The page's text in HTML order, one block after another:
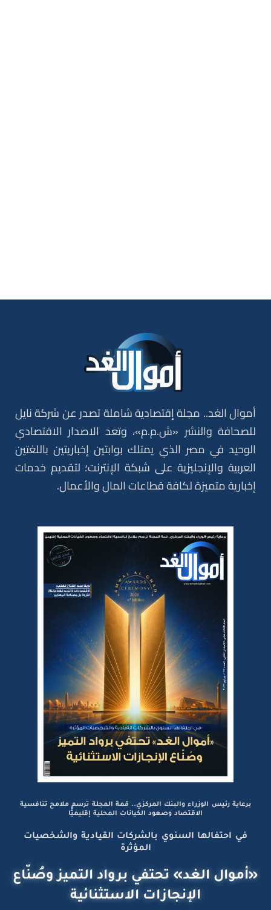
أموال الغد.. مجلة إقتصادية شاملة تصدر عن شركة نايل
للصحافة والنشر «ش.م.م»، وتعد الاصدار الاقتصادي
الوحيد في مصر الذي يمتلك بوابتين إخباريتين باللغتين
العربية والإنجليزية على شبكة الإنترنت؛ لتقديم خدمات
إخبارية متميزة لكافة قطاعات المال والأعمال.
برعاية رئيس الوزراء والبنك المركزي.. قمة المجلة ترسم ملامح تنافسية
الاقتصاد وصعود الكيانات المحلية إقليميًّا
في احتفالها السنوي بالشركات القيادية والشخصيات
المؤثرة
«أموال الغد» تحتفي برواد التميز وصُنّاع
الإنجازات الاستثنائية